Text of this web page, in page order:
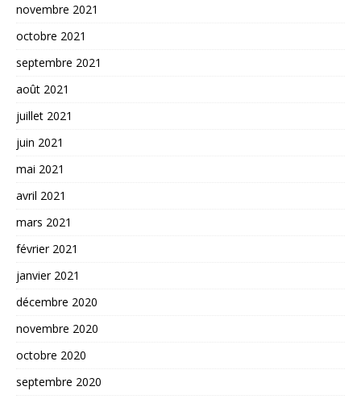
novembre 2021
octobre 2021
septembre 2021
août 2021
juillet 2021
juin 2021
mai 2021
avril 2021
mars 2021
février 2021
janvier 2021
décembre 2020
novembre 2020
octobre 2020
septembre 2020